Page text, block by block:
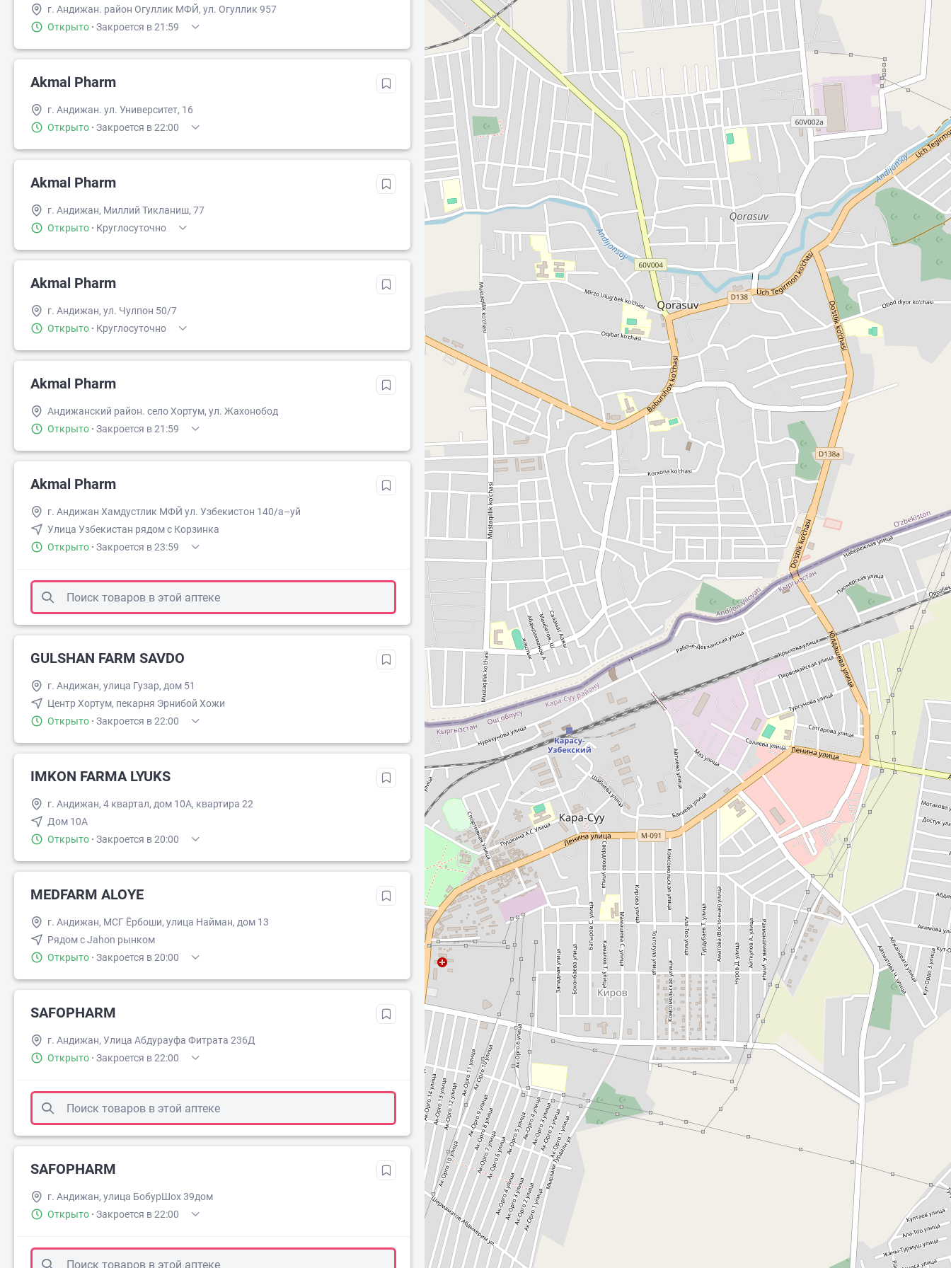
г. Андижан. район Огуллик МФЙ, ул. Огуллик 957
Открыто · Закроется в 21:59
Akmal Pharm
г. Андижан. ул. Университет, 16
Открыто · Закроется в 22:00
Akmal Pharm
г. Андижан, Миллий Тикланиш, 77
Открыто · Круглосуточно
Akmal Pharm
г. Андижан, ул. Чулпон 50/7
Открыто · Круглосуточно
Akmal Pharm
Андижанский район. село Хортум, ул. Жахонобод
Открыто · Закроется в 21:59
Akmal Pharm
г. Андижан Хамдустлик МФЙ ул. Узбекистон 140/а–уй
Улица Узбекистан рядом с Корзинка
Открыто · Закроется в 23:59
GULSHAN FARM SAVDO
г. Андижан, улица Гузар, дом 51
Центр Хортум, пекарня Эрнибой Хожи
Открыто · Закроется в 22:00
IMKON FARMA LYUKS
г. Андижан, 4 квартал, дом 10А, квартира 22
Дом 10А
Открыто · Закроется в 20:00
MEDFARM ALOYE
г. Андижан, МСГ Ёрбоши, улица Найман, дом 13
Рядом с Jahon рынком
Открыто · Закроется в 20:00
SAFOPHARM
г. Андижан, Улица Абдурауфа Фитрата 236Д
Открыто · Закроется в 22:00
SAFOPHARM
г. Андижан, улица БобурШох 39дом
Открыто · Закроется в 22:00